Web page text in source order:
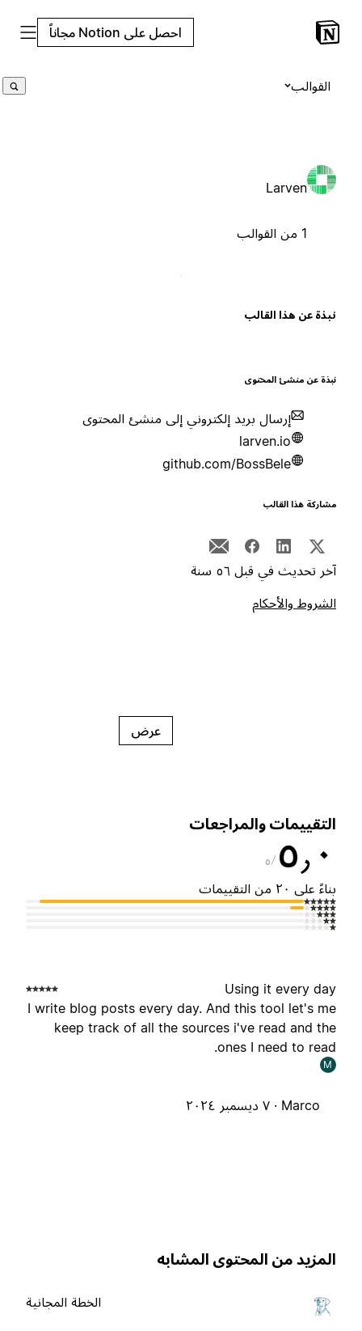
احصل على Notion مجاناً
القوالب
Larven
عن هذا القالب
عن منشئ المحتوى
إرسال بريد إلكتروني إلى منشئ المحتوى
larven.io
github.com/BossBele
هذا القالب
تحديث في قبل ٥٦ سنة
والأحكام
عرض
والمراجعات
٥
على ٢٠ من التقييمات
Using it every
I write blog posts every day. And this tool let's
keep track of all the sources i've read and
ones I need to
Marco · ٧ ديسمبر ٢٠٢٤
من المحتوى المشابه
الخطة المجانية